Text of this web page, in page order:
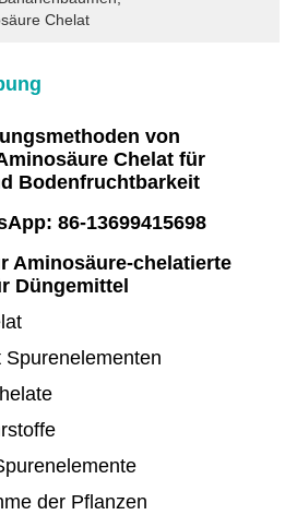
Chelat
von
Chelat für
Bodenfruchtbarkeit
86-13699415698
Aminosäure-chelatierte
Düngemittel
der Pflanzen